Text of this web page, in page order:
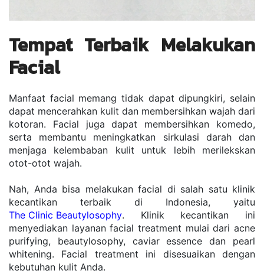
Tempat Terbaik Melakukan
Facial
Manfaat facial memang tidak dapat dipungkiri, selain
dapat mencerahkan kulit dan membersihkan wajah dari
kotoran. Facial juga dapat membersihkan komedo,
serta membantu meningkatkan sirkulasi darah dan
menjaga kelembaban kulit untuk lebih merilekskan
otot-otot wajah.
Nah, Anda bisa melakukan facial di salah satu klinik
kecantikan terbaik di Indonesia, yaitu
The Clinic Beautylosophy. Klinik kecantikan ini
menyediakan layanan facial treatment mulai dari acne
purifying, beautylosophy, caviar essence dan pearl
whitening. Facial treatment ini disesuaikan dengan
kebutuhan kulit Anda.